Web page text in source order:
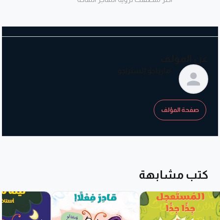
• تنمية الرّغبة في القراءة
صفحة المؤلف
كتب مشابهة